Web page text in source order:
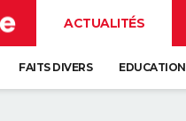
ACTUALITÉS
FAITS DIVERS EDUCATION